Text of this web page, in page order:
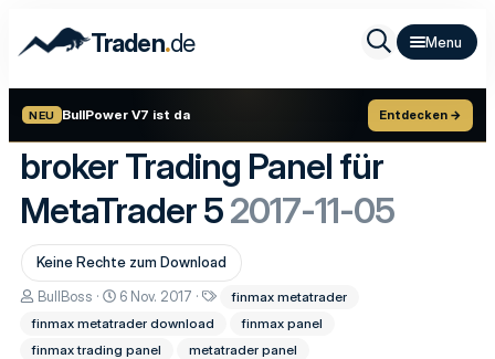
Traden.de
NEU BullPower V7 ist da Entdecken →
broker Trading Panel für
MetaTrader 52017-11-05
Keine Rechte zum Download
A
t
o
BullBoss
D
t
u
6 Nov. 2017
l
finmax metatrader
finmax metatrader download
finmax panel
finmax trading panel
metatrader panel